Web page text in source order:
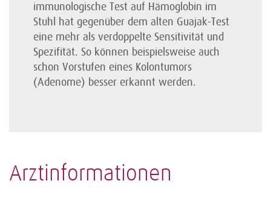
immunologische Test auf Hämoglobin im
Stuhl hat gegenüber dem alten Guajak-Test
eine mehr als verdoppelte Sensitivität und
Spezifität. So können beispielsweise auch
schon Vorstufen eines Kolontumors
(Adenome) besser erkannt werden.
Arztinformationen